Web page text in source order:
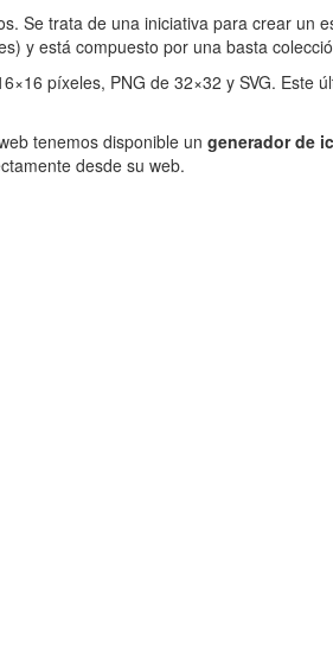
Se trata de una iniciativa para crear un
y está compuesto por una basta
píxeles, PNG de 32×32 y SVG. Este
tenemos disponible un generador de
desde su web.